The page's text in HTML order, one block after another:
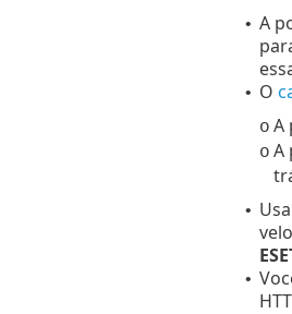
• A
• O
o A
o A
•
•